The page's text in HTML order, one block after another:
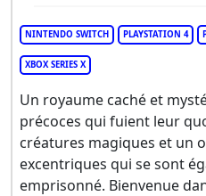
NINTENDO SWITCH PLAYSTATION 4
XBOX SERIES X
Un royaume caché et
précoces qui fuient leur
créatures magiques et un
excentriques qui se sont
emprisonné. Bienvenue